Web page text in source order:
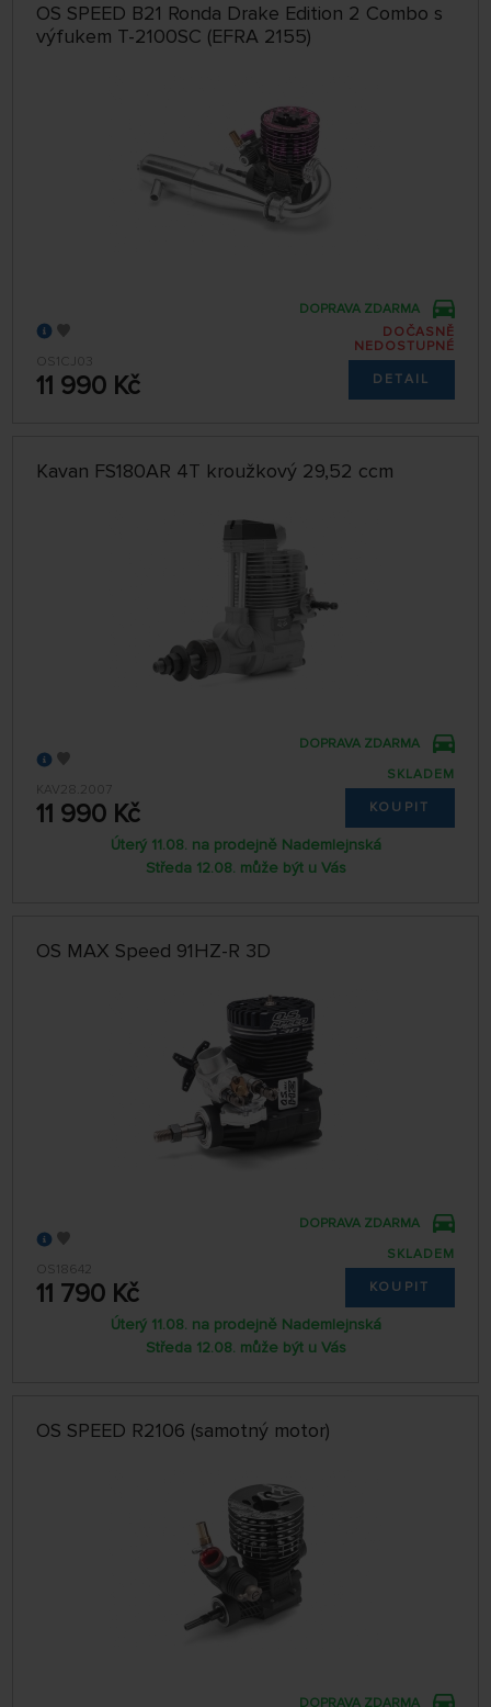
OS SPEED B21 Ronda Drake Edition 2 Combo s
výfukem T-2100SC (EFRA 2155)
OS1CJ03
11 990 Kč
DOPRAVA ZDARMA
DOČASNĚ
NEDOSTUPNÉ
DETAIL
Kavan FS180AR 4T kroužkový 29,52 ccm
KAV28.2007
11 990 Kč
DOPRAVA ZDARMA
SKLADEM
KOUPIT
Úterý 11.08. na prodejně Nademlejnská
Středa 12.08. může být u Vás
OS MAX Speed 91HZ-R 3D
OS18642
11 790 Kč
DOPRAVA ZDARMA
SKLADEM
KOUPIT
Úterý 11.08. na prodejně Nademlejnská
Středa 12.08. může být u Vás
OS SPEED R2106 (samotný motor)
DOPRAVA ZDARMA